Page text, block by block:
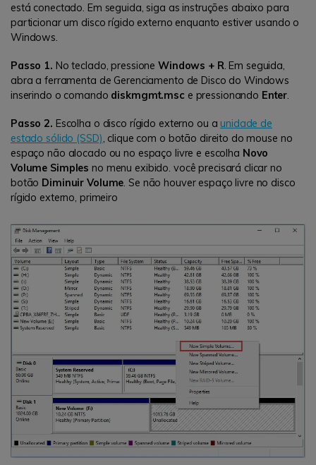
está conectado. Em seguida, siga as instruções abaixo para
particionar um disco rígido externo enquanto estiver usando o
Windows.
Passo 1. No teclado, pressioneWindows + R. Em seguida,
abra a ferramenta de Gerenciamento de Disco do Windows
inserindo o comando diskmgmt.msc e pressionando Enter.
Passo 2. Escolha o disco rígido externo ou aunidade de
estado sólido (SSD), clique com o botão direito do mouse no
espaço não alocado ou no espaço livre e escolha Novo
Volume Simples no menu exibido. você precisará clicar no
botão Diminuir Volume. Se não houver espaço livre no disco
rígido externo, primeiro